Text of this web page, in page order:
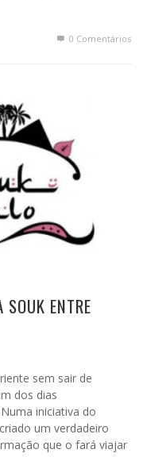
0 Comentários
SOUK ENTRE
sem sair de
dos dias
iniciativa do
um verdadeiro
que o fará viajar